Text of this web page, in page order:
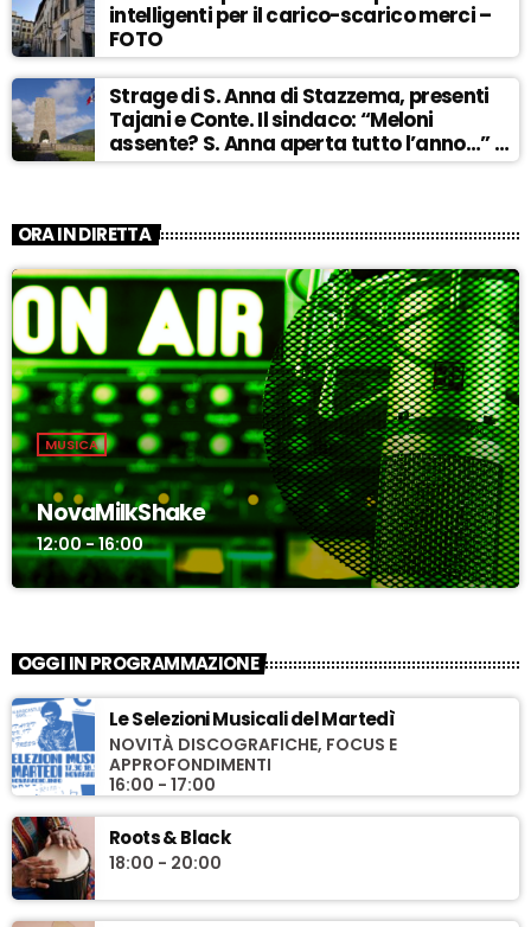
intelligenti per il carico-scarico merci –
FOTO
Strage di S. Anna di Stazzema, presenti
Tajani e Conte. Il sindaco: “Meloni
assente? S. Anna aperta tutto l’anno…” –
ASCOLTA
ORA IN DIRETTA
MUSICA
NovaMilkShake
12:00 - 16:00
OGGI IN PROGRAMMAZIONE
Le Selezioni Musicali del Martedì
NOVITÀ DISCOGRAFICHE, FOCUS E
APPROFONDIMENTI
16:00 - 17:00
Roots & Black
18:00 - 20:00